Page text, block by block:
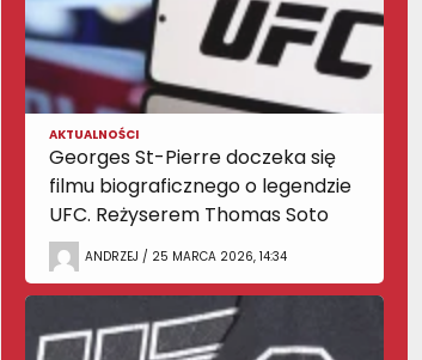
AKTUALNOŚCI
Georges St-Pierre doczeka się
filmu biograficznego o legendzie
UFC. Reżyserem Thomas Soto
ANDRZEJ / 25 MARCA 2026, 14:34